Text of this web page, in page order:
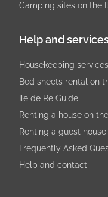
Camping sites on the
Help and
Housekeeping
Bed sheets rental on
Ile de Ré Guide
Renting a house on
Renting a guest
Frequently Asked
Help and contact